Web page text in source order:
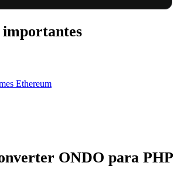
importantes
Ethereum
ONDO para PHP